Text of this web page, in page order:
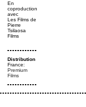
En
coproduction
avec
Les Films de
Pierre
Tsilaosa
Films
Distribution
France:
Premium
Films